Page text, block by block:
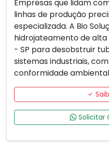
Empresas que lidam
linhas de produção
especializada. A Bio
hidrojateamento de
- SP para desobstruir
sistemas industriais,
conformidade
Solicitar